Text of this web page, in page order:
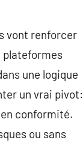
vont renforcer
plateformes
une logique
un vrai pivot:
conformité.
ou sans